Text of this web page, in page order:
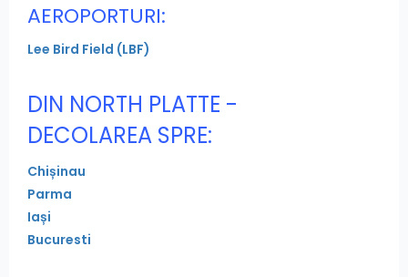
AEROPORTURI:
Lee Bird Field (LBF)
DIN NORTH PLATTE -
DECOLAREA SPRE:
Chișinau
Parma
Iași
Bucuresti